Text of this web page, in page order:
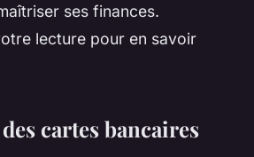
ses finances.
lecture pour en savoir
cartes bancaires